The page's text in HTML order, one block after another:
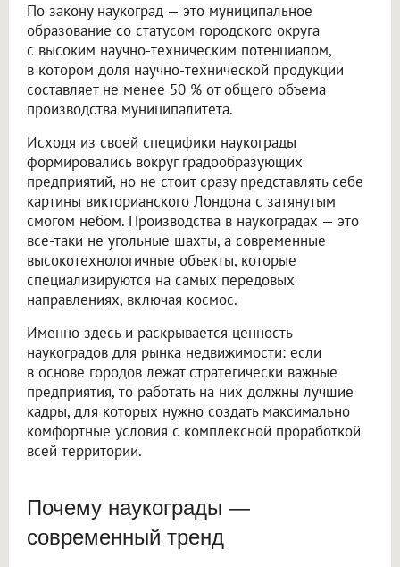
По закону наукоград — это муниципальное
образование со статусом городского округа
с высоким научно-техническим потенциалом,
в котором доля научно-технической продукции
составляет не менее 50 % от общего объема
производства муниципалитета.
Исходя из своей специфики наукограды
формировались вокруг градообразующих
предприятий, но не стоит сразу представлять себе
картины викторианского Лондона с затянутым
смогом небом. Производства в наукоградах — это
все-таки не угольные шахты, а современные
высокотехнологичные объекты, которые
специализируются на самых передовых
направлениях, включая космос.
Именно здесь и раскрывается ценность
наукоградов для рынка недвижимости: если
в основе городов лежат стратегически важные
предприятия, то работать на них должны лучшие
кадры, для которых нужно создать максимально
комфортные условия с комплексной проработкой
всей территории.
Почему наукограды —
современный тренд